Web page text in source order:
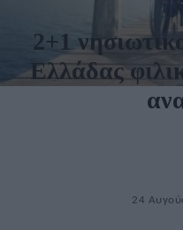
2+1
Ελλάδας
24